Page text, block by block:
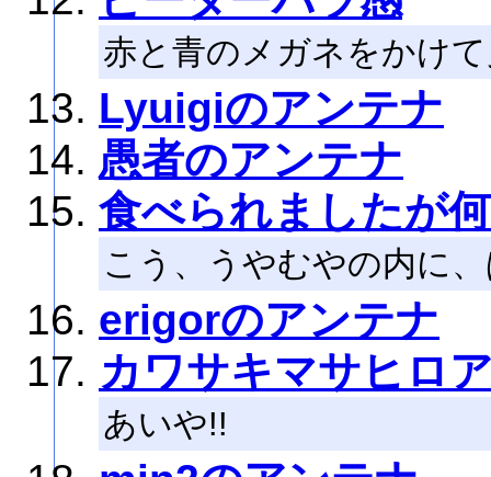
赤と青のメガネをかけ
Lyuigiのアンテナ
愚者のアンテナ
食べられましたが
こう、うやむやの内に
erigorのアンテナ
カワサキマサヒロ
あいや!!